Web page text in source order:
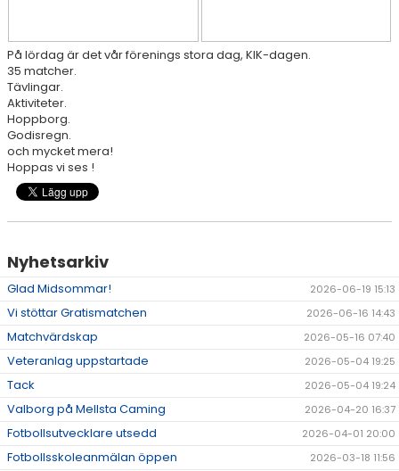
På lördag är det vår förenings stora dag, KIK-dagen.
35 matcher.
Tävlingar.
Aktiviteter.
Hoppborg.
Godisregn.
och mycket mera!
Hoppas vi ses !
Nyhetsarkiv
Glad Midsommar! 2026-06-19 15:13
Vi stöttar Gratismatchen 2026-06-16 14:43
Matchvärdskap 2026-05-16 07:40
Veteranlag uppstartade 2026-05-04 19:25
Tack 2026-05-04 19:24
Valborg på Mellsta Caming 2026-04-20 16:37
Fotbollsutvecklare utsedd 2026-04-01 20:00
Fotbollsskoleanmälan öppen 2026-03-18 11:56